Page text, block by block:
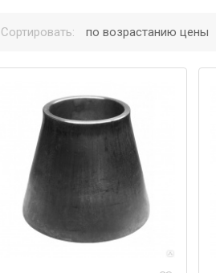
Сортировать: по возрастанию цены